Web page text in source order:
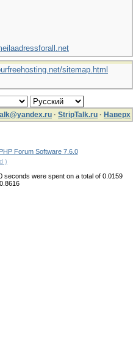
sitemap.html
· StripTalk.ru · Наверх
Forum Software 7.6.0
)
seconds were spent on a total of 0.0159